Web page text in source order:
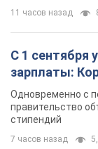
11 часов назад
С 1 сентября
зарплаты:
Одновременно с
правительство
стипендий
7 часов назад